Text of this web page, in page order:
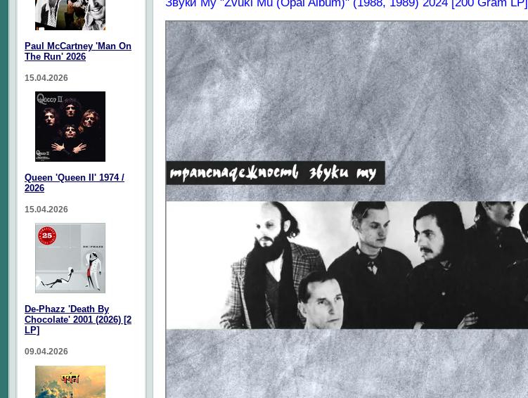
Paul McCartney 'Man On
The Run' 2026
15.04.2026
Queen 'Queen II' 1974 /
2026
15.04.2026
De-Phazz 'Death By
Chocolate' 2001 (2026) [2
LP]
09.04.2026